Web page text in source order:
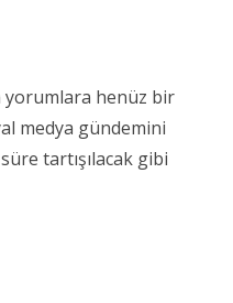
yorumlara henüz bir
medya gündemini
tartışılacak gibi